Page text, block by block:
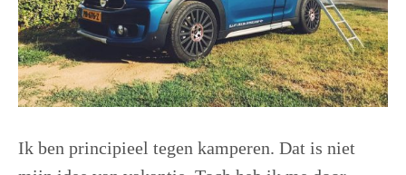
Ik ben principieel tegen kamperen. Dat is niet